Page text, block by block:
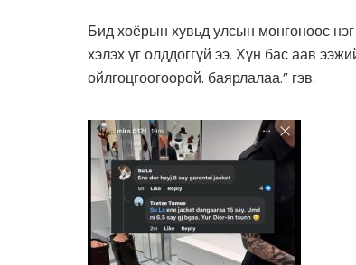
Бид хоёрын хувьд улсын мөнгөнөөс
хэлэх үг олддоггүй ээ. Хүн бас аав
ойлгоцгоогоорой. баярлалаа.” гэв.